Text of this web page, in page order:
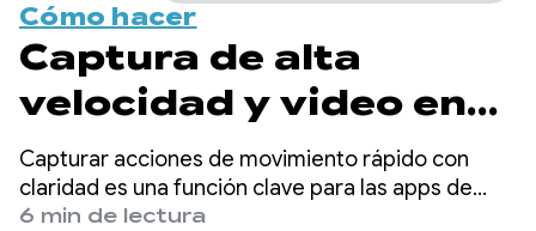
Cómo hacer
Captura de alta
velocidad y video en
cámara lenta con
CameraX 1.5
Capturar acciones de movimiento rápido con
claridad es una función clave para las apps de
cámara modernas. Esto se logra a través de la
6 min de lectura